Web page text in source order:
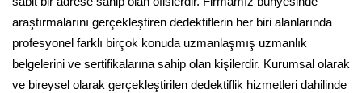
araştırmalarını gerçekleştiren dedektiflerin her biri alanlarında
profesyonel farklı birçok konuda uzmanlaşmış uzmanlık
belgelerini ve sertifikalarına sahip olan kişilerdir. Kurumsal olarak
ve bireysel olarak gerçekleştirilen dedektiflik hizmetleri dahilinde